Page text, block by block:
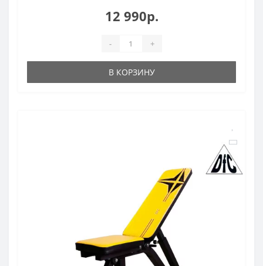
12 990р.
- +
В КОРЗИНУ